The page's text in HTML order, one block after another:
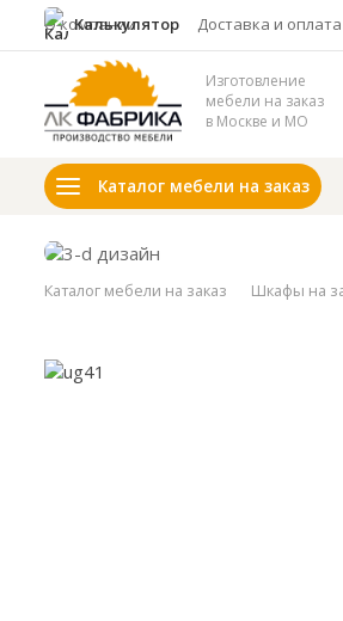
Изготовление
мебели на заказ
в Москве и МО
Каталог мебели на заказ
О компании Доставка и оплата
Калькулятор
Каталог мебели на заказ Шкафы на